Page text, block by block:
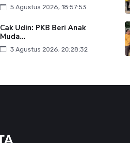
5 Agustus 2026, 18:57:53
Cak Udin: PKB Beri Anak
Muda...
3 Agustus 2026, 20:28:32